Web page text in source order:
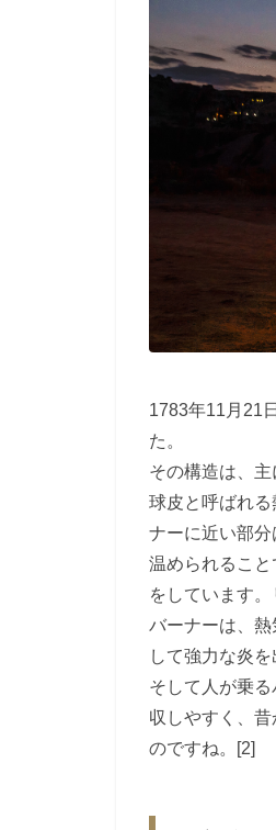
1783年11 月 21
た。
その構造は、
球皮と呼ばれ
ナーに近い部
温められるこ
をしています
バーナーは、
して強力な炎
そして人が乗
収しやすく、
のですね。
[2]